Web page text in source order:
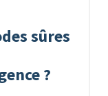
sûres
?